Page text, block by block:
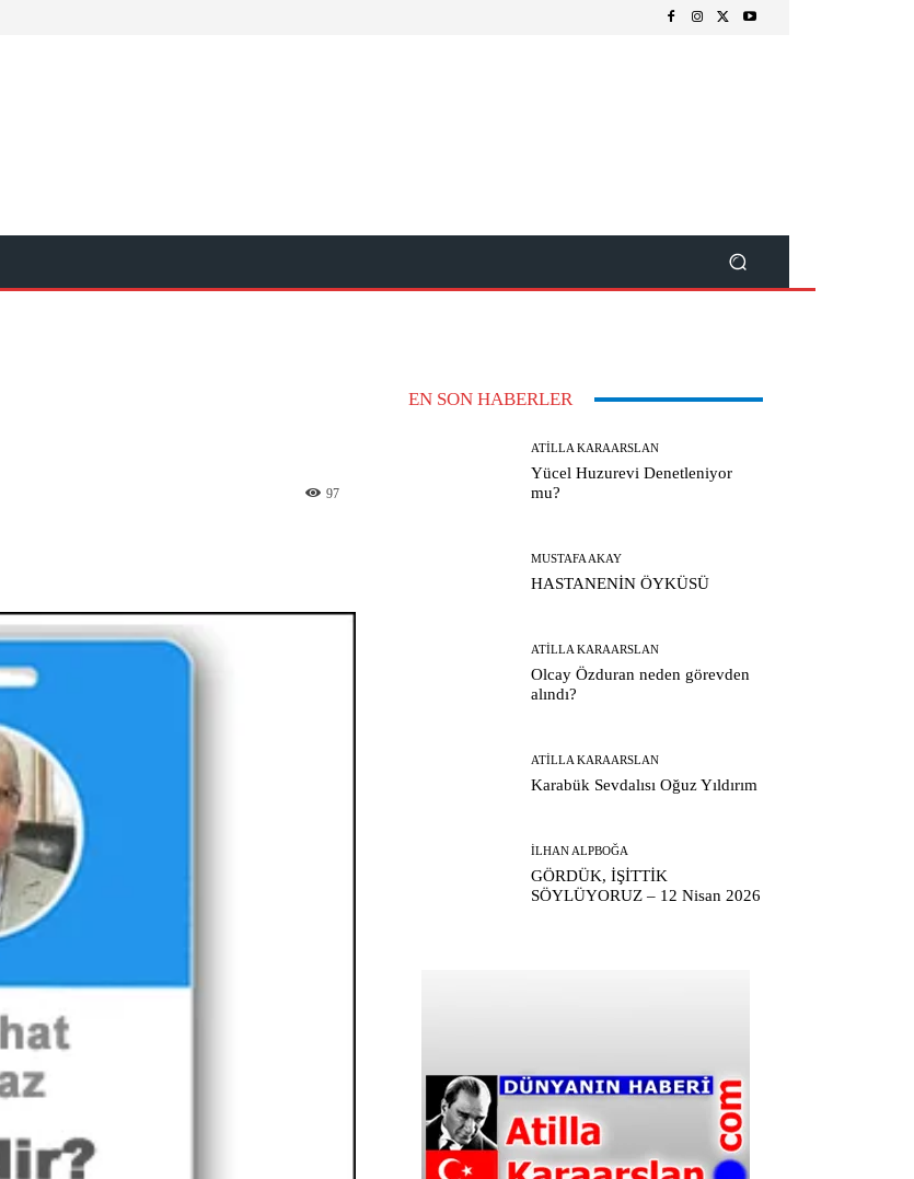
97
EN SON HABERLER
ATILLA KARAARSLAN
Yücel Huzurevi Denetleniyor
mu?
MUSTAFA AKAY
HASTANENİN ÖYKÜSÜ
ATILLA KARAARSLAN
Olcay Özduran neden görevden
alındı?
ATILLA KARAARSLAN
Karabük Sevdalısı Oğuz Yıldırım
İLHAN ALPBOĞA
GÖRDÜK, İŞİTTİK
SÖYLÜYORUZ – 12 Nisan 2026